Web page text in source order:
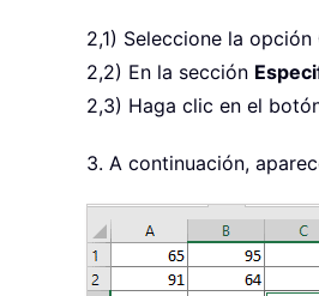
2,1) Seleccione la opción
2,2) En la sección
2,3) Haga clic en el
3. A continuación,